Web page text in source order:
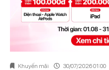
Khuyến mãi 30/07/2026 01:00